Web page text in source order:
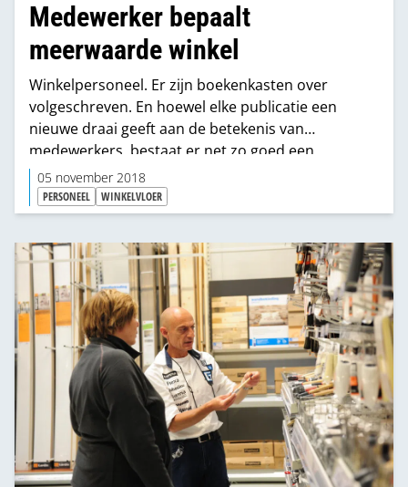
Medewerker bepaalt
meerwaarde winkel
Winkelpersoneel. Er zijn boekenkasten over
volgeschreven. En hoewel elke publicatie een
nieuwe draai geeft aan de betekenis van
medewerkers, bestaat er net zo goed een
generieke aanname. Medewerkers kunnen een
winkel maken of breken. Wat zijn de actuele
opvattingen en hoe denken Praxis en Karwei daar
over?
05 november 2018
PERSONEEL WINKELVLOER